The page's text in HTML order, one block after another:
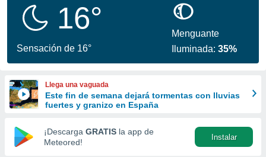
se
calidad.
a este
las
y
forma
digital
basada
16°
Sensación de 16°
Menguante
Iluminada:35%
Llega una vaguada
Este fin de semana dejará tormentas con lluvias
fuertes y granizo en España
¡Descarga GRATIS la app de
Meteored!
Instalar